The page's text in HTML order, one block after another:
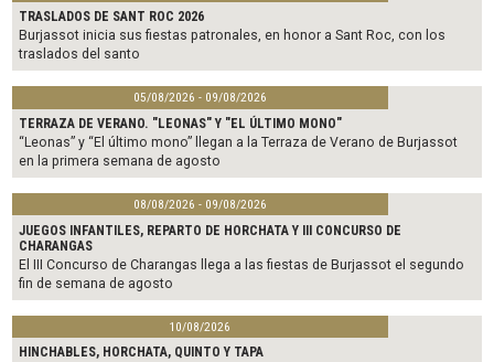
TRASLADOS DE SANT ROC 2026
Burjassot inicia sus fiestas patronales, en honor a Sant Roc, con los
traslados del santo
05/08/2026 - 09/08/2026
TERRAZA DE VERANO. "LEONAS" Y "EL ÚLTIMO MONO"
“Leonas” y “El último mono” llegan a la Terraza de Verano de Burjassot
en la primera semana de agosto
08/08/2026 - 09/08/2026
JUEGOS INFANTILES, REPARTO DE HORCHATA Y III CONCURSO DE
CHARANGAS
El III Concurso de Charangas llega a las fiestas de Burjassot el segundo
fin de semana de agosto
10/08/2026
HINCHABLES, HORCHATA, QUINTO Y TAPA